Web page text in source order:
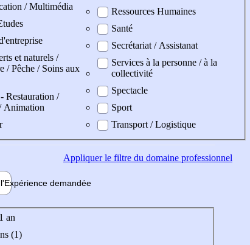
/ Multimédia
et naturels /
/ Pêche / Soins aux
Restauration /
Animation
Ressources Humaines
Santé
Secrétariat / Assistanat
Services à la personne / à la
collectivité
Spectacle
Sport
Transport / Logistique
Appliquerle filtre du domaine professionnel
Expérience demandée
an
(1)